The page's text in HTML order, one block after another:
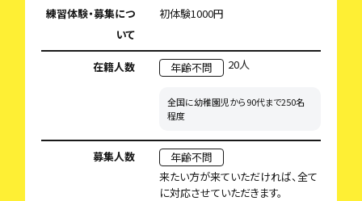
練習体験・募集につ
いて
初体験1000円
在籍人数 年齢不問 20人
全国に幼稚園児から90代まで250名
程度
募集人数
年齢不問
来たい方が来ていただければ、全て
に対応させていただきます。